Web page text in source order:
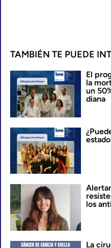
TAMBIÉN TE PUEDE
El
la
un
diana
los
La